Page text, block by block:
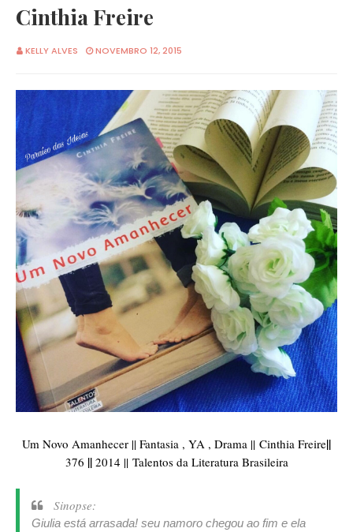
Cinthia Freire
KELLY ALVES NOVEMBRO 12, 2015
Um Novo Amanhecer || Fantasia , YA , Drama || Cinthia Freire||
376 || 2014 || Talentos da Literatura Brasileira
Sinopse:
Giulia está arrasada! seu namoro chegou ao fim e ela